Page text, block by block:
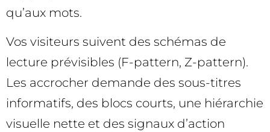
qu’aux mots.
Vos visiteurs suivent des schémas de
lecture prévisibles (F-pattern, Z-pattern).
Les accrocher demande des sous-titres
informatifs, des blocs courts, une hiérarchie
visuelle nette et des signaux d’action